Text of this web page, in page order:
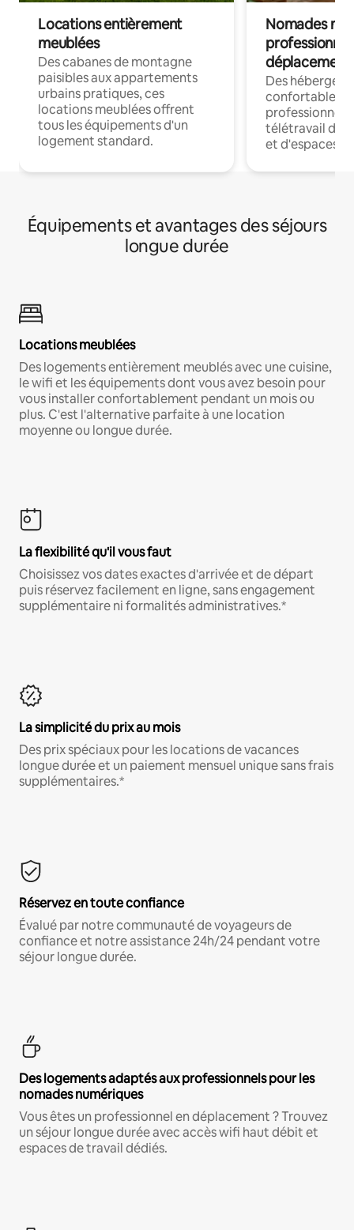
Locations entièrement
meublées
Des cabanes de montagne
paisibles aux appartements
urbains pratiques, ces
locations meublées offrent
tous les équipements d'un
logement standard.
Nomades
déplacement
Des
confortables
professionnels
télétravail
et d'espaces
Équipements et avantages des séjours
longue durée
Locations meublées
Des logements entièrement meublés avec une cuisine,
le wifi et les équipements dont vous avez besoin pour
vous installer confortablement pendant un mois ou
plus. C'est l'alternative parfaite à une location
moyenne ou longue durée.
La flexibilité qu'il vous faut
Choisissez vos dates exactes d'arrivée et de départ
puis réservez facilement en ligne, sans engagement
supplémentaire ni formalités administratives.*
La simplicité du prix au mois
Des prix spéciaux pour les locations de vacances
longue durée et un paiement mensuel unique sans frais
supplémentaires.*
Réservez en toute confiance
Évalué par notre communauté de voyageurs de
confiance et notre assistance 24h/24 pendant votre
séjour longue durée.
Des logements adaptés aux professionnels pour les
nomades numériques
Vous êtes un professionnel en déplacement ? Trouvez
un séjour longue durée avec accès wifi haut débit et
espaces de travail dédiés.